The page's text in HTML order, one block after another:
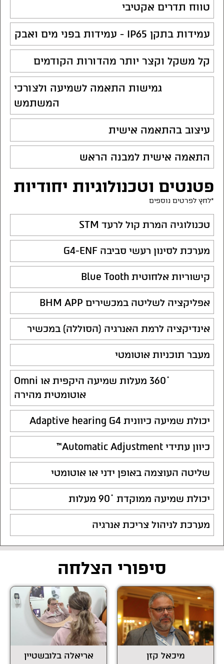
טווח תדרים אקטיבי
עמידות בתקן IP65 - עמידות בפני מים ואבק
קל משקל וקצר יותר מהדורות הקודמים
גמישות התאמה לשמיעה ולצורכי
המשתמש
עיצוב בהתאמה אישית
התאמה אישית למבנה הראש
פטנטים וטכנולוגיות יחודיות
*לחץ לפרטים נוספים
טכנולוגיה המרת קול לרעד STM
מערכת לסינון רעשי סביבה G4-ENF
קישוריות אלחוטית Blue Tooth
אפליקציה לשליטה במכשירים BHM APP
אינדיקציה לרמת האנרגיה (הסוללה) במכשיר
מעבר תוכניות אוטומטי
˚360 מעלות שמיעה היקפית או Omni
אוטומטית מהירה
יכולת שמיעה כיוונית Adaptive hearing G4
כיוון עתידי Automatic Adjustment™
שליטה העוצמה באופן ידני או אוטומטי
יכולת שמיעה ממוקדת ˚90 מעלות
מערכת לניהול צריכת אנרגיה
סיפורי הצלחה
מיכאל קזן אריאלה בלובשטיין